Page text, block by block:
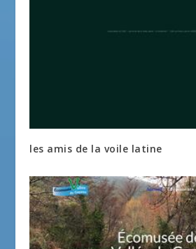
les amis de la voile latine